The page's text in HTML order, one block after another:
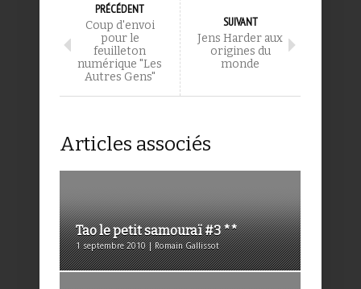
PRÉCÉDENT
Coup d'envoi
pour le
feuilleton
numérique "Les
Autres Gens"
SUIVANT
Jens Harder aux
origines du
monde
Articles associés
Tao le petit samouraï #3 **
1 septembre 2010 | Romain Gallissot